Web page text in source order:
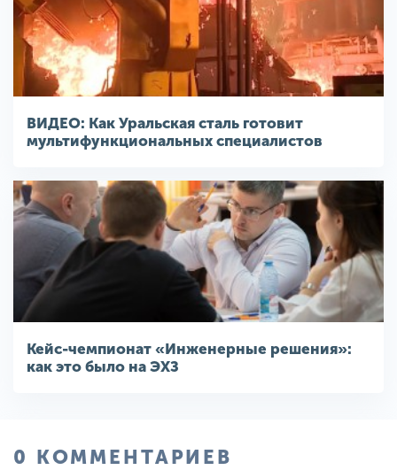
ВИДЕО: Как Уральская сталь готовит
мультифункциональных специалистов
Кейс-чемпионат «Инженерные решения»:
как это было на ЭХЗ
0 КОММЕНТАРИЕВ